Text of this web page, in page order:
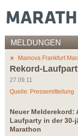
MELDUNGEN
Mainova Frankfurt
Rekord-
27.09.11
Quelle: Pressemitteilung
Neuer Melderekord:
Laufparty in der 30-
Marathon